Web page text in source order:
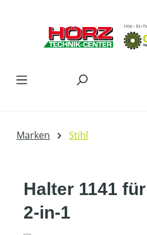
Marken Stihl
Halter 1141
2-in-1